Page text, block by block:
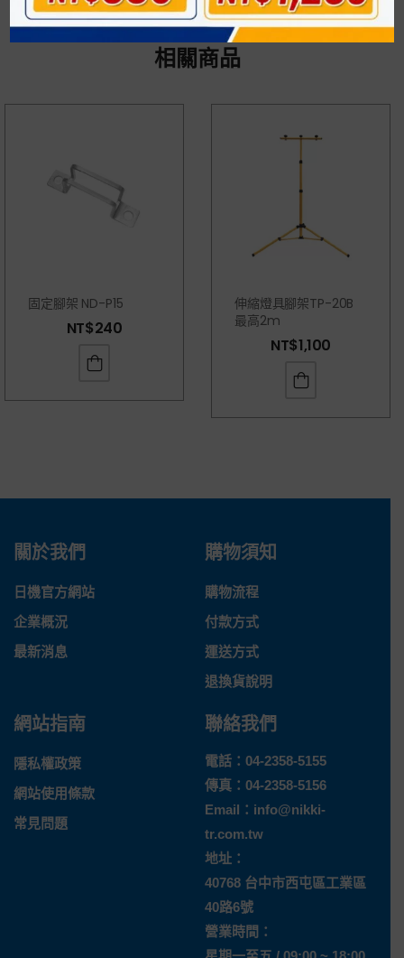
相關商品
固定腳架 ND-P15
NT$240
伸縮燈具腳架TP-20B
最高2m
NT$1,100
關於我們
日機官方網站
企業概況
最新消息
購物須知
購物流程
付款方式
運送方式
退換貨說明
網站指南
隱私權政策
網站使用條款
常見問題
聯絡我們
電話： 04-2358-5155
傳真：04-2358-5156
Email： info@nikki-
tr.com.tw
地址：
40768 台中市西屯區工業區
40路6號
營業時間：